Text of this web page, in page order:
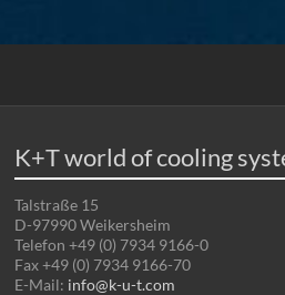
K+T world of cooling
Talstraße 15
D-97990 Weikersheim
Telefon +49 (0) 7934 9166-0
Fax +49 (0) 7934 9166-70
E-Mail: info@k-u-t.com